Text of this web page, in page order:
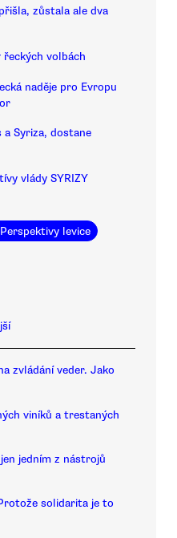
zůstala ale dva
řeckých volbách
naděje pro Evropu
a Syriza, dostane
vlády SYRIZY
Perspektivy levice
zvládání veder. Jako
viníků a trestaných
jedním z nástrojů
solidarita je to